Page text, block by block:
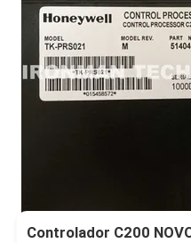
Controlador C200